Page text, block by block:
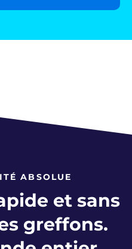
ABSOLUE
et sans
greffons.